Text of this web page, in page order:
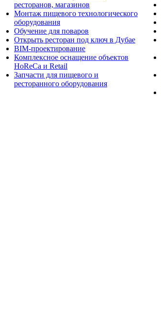
ресторанов, магазинов
Монтаж пищевого технологического
оборудования
Обучение для поваров
Открыть ресторан под ключ в Дубае
BIM-проектирование
Комплексное оснащение объектов
HoReCa и Retail
Запчасти для пищевого и
ресторанного оборудования